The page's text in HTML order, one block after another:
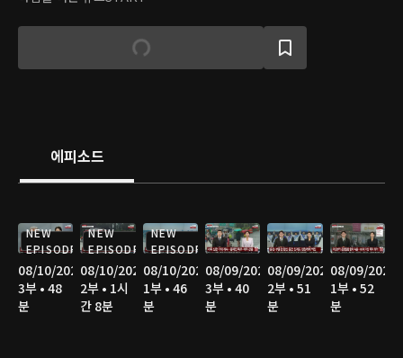
에피소드
NEW
EPISODE
08/10/2026
3부 • 48
분
NEW
EPISODE
08/10/2026
2부 • 1시
간 8분
NEW
EPISODE
08/10/2026
1부 • 46
분
08/09/2026
3부 • 40
분
08/09/2026
2부 • 51
분
08/09/2026
1부 • 52
분